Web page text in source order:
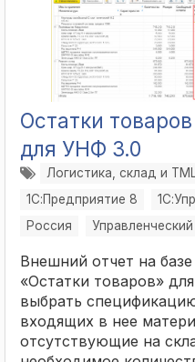
Остатки
для УНФ 3.0
Логистика, склад и
1С:Предприятие 8
Россия
Внешний отчет на
«Остатки товаров»
выбрать
входящих в нее
отсутствующие на